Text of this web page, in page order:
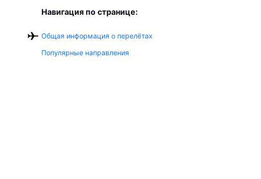
Навигация по странице:
Общая информация о перелётах
Популярные направления